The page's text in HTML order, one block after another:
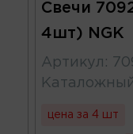
Свечи
4шт) NGK
Артикул :
цена за 4 шт